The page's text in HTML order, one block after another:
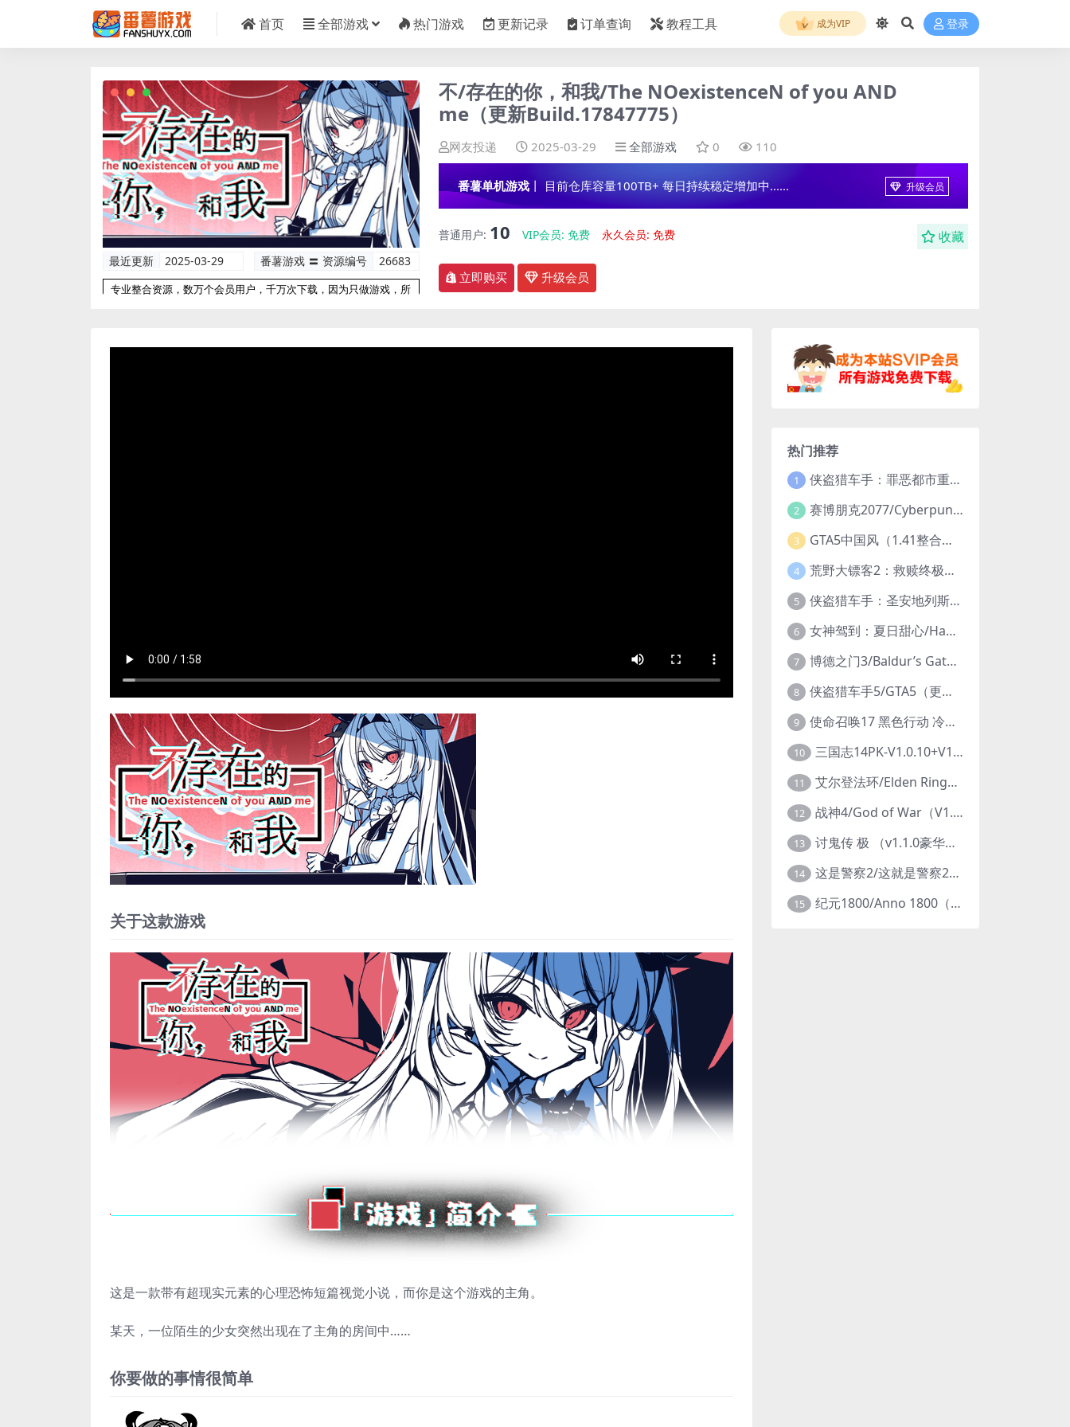
首页 全部游戏 热门游戏 更新记录 订单查询 教程工具 成为VIP 登录
最近更新 2025-03-29 番薯游戏 〓 资源编号 26683
专业整合资源，数万个会员用户，千万次下载，因为只做游戏，所
不/存在的你，和我/The NOexistenceN of you AND
me（更新Build.17847775）
网友投递 2025-03-29 全部游戏 0 110
番薯单机游戏 丨 目前仓库容量100TB+ 每日持续稳定增加中...... 升级会员
普通用户: 10 VIP会员:免费 永久会员:免费 收藏
立即购买 升级会员
关于这款游戏
这是一款带有超现实元素的心理恐怖短篇视觉小说，而你是这个游戏的主角。
某天，一位陌生的少女突然出现在了主角的房间中……
你要做的事情很简单
热门推荐
1 侠盗猎车手：罪恶都市重制版/Grand Theft Auto: Vice City – The Definitive Edition
2 赛博朋克2077/Cyberpunk 2077（更新v2.20全DLC）
3 GTA5中国风（1.41整合版1300辆真车+183位美女与英雄+200%存档）
4 荒野大镖客2：救赎终极版/大表哥2/Red Dead Redemption 2: Ultimate Edition（更新v1491.50终极版）
5 侠盗猎车手：圣安地列斯重制版/Grand Theft Auto: San Andreas – The Definitive Edition（更新v1.113.49697469）
6 女神驾到：夏日甜心/Happy Together（模拟器版-升级豪华终极珍藏版+全DLC）
7 博德之门3/Baldur’s Gate 3（更新v4.1.1.7209685）
8 侠盗猎车手5/GTA5（更新v1.70纯净版-内置修改器+通关存档）
9 使命召唤17 黑色行动 冷战V1.34 全DLC 官方中文版COD17
10 三国志14PK-V1.0.10+V1.0.25-威力加强豪华版（武将面容套装-全DLC+季票+特典+中文语音+编辑修改器）
11 艾尔登法环/Elden Ring（更新v1.14 ）
12 战神4/God of War（V1.0.13-斗战狂神-奎爷的裁决+全DLC）
13 讨鬼传 极 （v1.1.0豪华版）
14 这是警察2/这就是警察2/This is Police
15 纪元1800/Anno 1800（豪华版全DLCv9.2.972600）